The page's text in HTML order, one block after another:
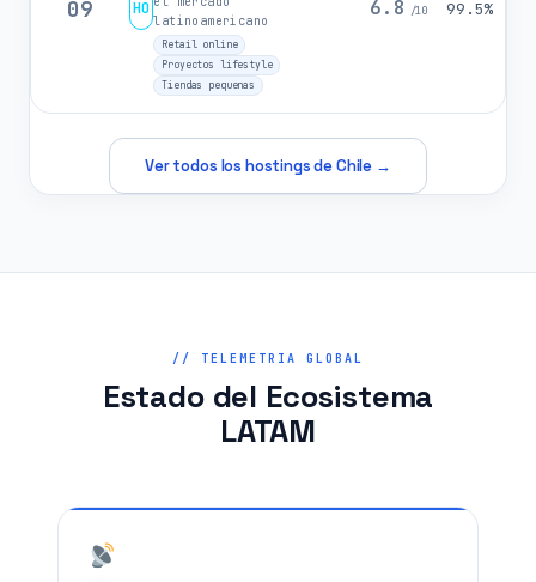
09 HO
latinoamericano
Retail online
Proyectos lifestyle
Tiendas pequenas
6.8 /10 99.5%
Ver todos los hostings de Chile →
// TELEMETRIA GLOBAL
Estado del Ecosistema
LATAM